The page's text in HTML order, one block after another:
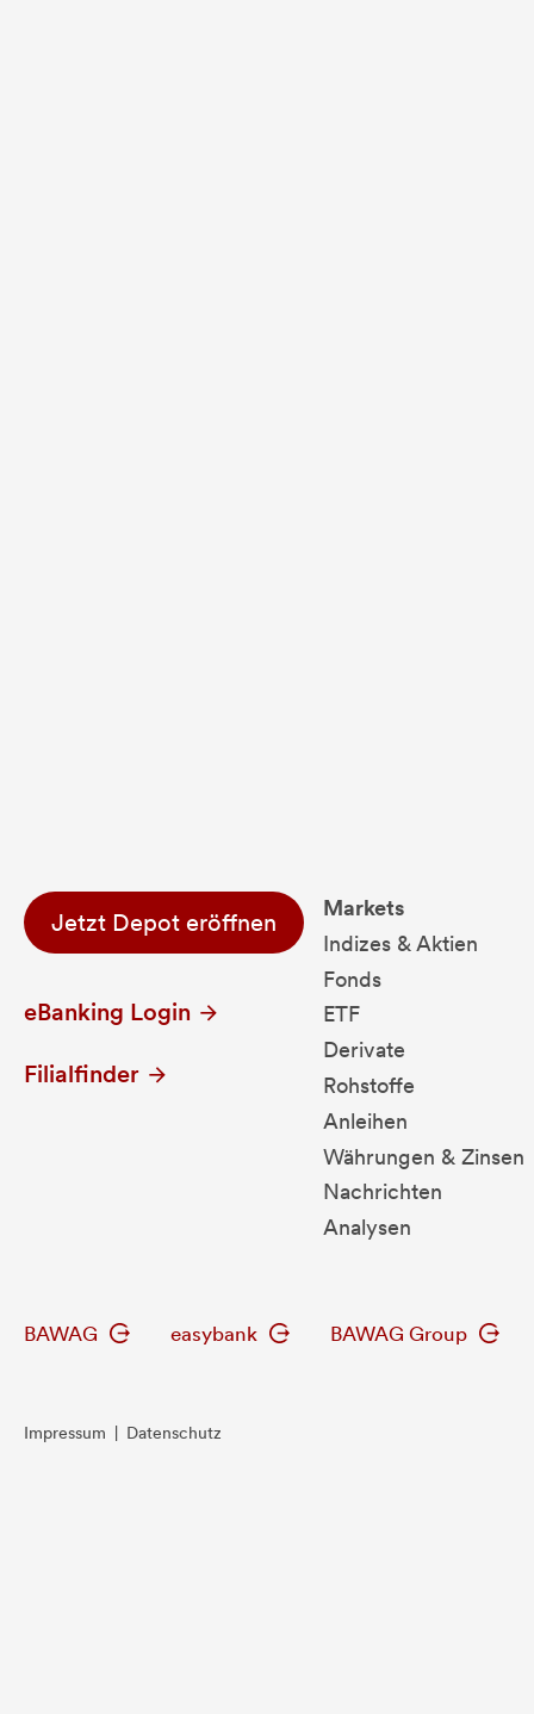
Jetzt Depot eröffnen
eBanking Login
Filialfinder
Markets
Indizes & Aktien
Fonds
ETF
Derivate
Rohstoffe
Anleihen
Währungen & Zinsen
Nachrichten
Analysen
BAWAG easybank BAWAG Group
Impressum Datenschutz